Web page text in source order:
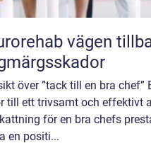
tillbaka efter hjärn- och
över ”tack till en bra
till ett trivsamt och effektivt
för en bra chefs
en positi...